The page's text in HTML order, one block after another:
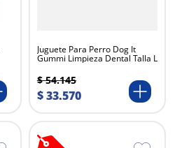
Juguete Para Perro Dog It
Gummi Limpieza Dental Talla L
$ 54.145
$33.570